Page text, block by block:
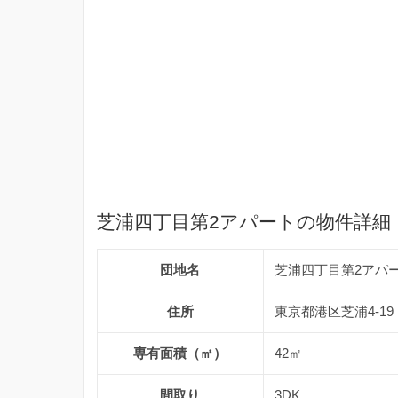
芝浦四丁目第2アパートの物件詳細
団地名 芝浦四丁目第2アパ
住所 東京都港区芝浦4-19
専有面積（㎡） 42㎡
間取り 3DK